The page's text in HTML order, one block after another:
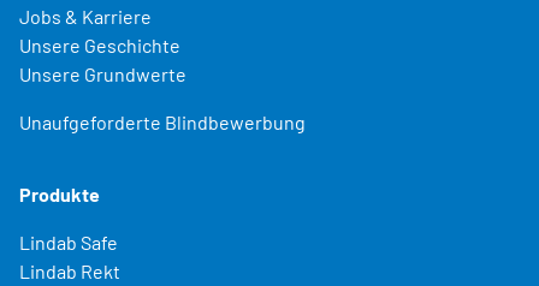
Jobs & Karriere
Unsere Geschichte
Unsere Grundwerte
Unaufgeforderte Blindbewerbung
Produkte
Lindab Safe
Lindab Rekt